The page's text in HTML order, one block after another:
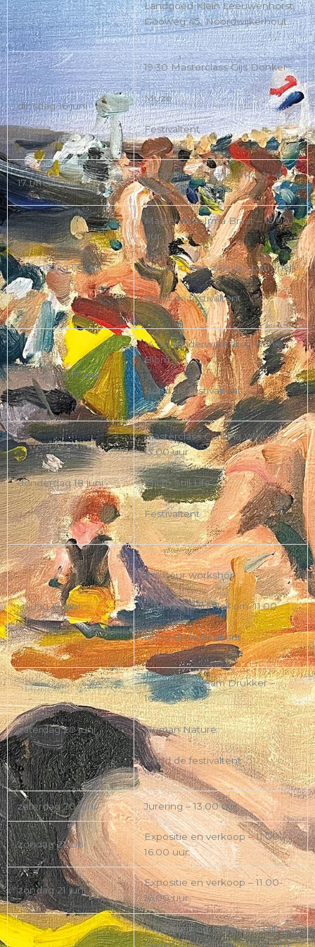
Landgoed Klein Leeuwenhorst,
Gooweg 45, Noordwijkerhout
dinsdag 16 juni
19:30 Masterclass Gijs Donker
Muze
Festivaltent
17 t/m 20 juni
Expositie en start verkoop –
11.00 – 20.00 uur
woensdag 17 juni
Masterclass Irma Braat – 13.00
uur
Model in een zee van patronen
Rond de festivaltent
woensdag 17 juni
14:00 Kinderworkshop Kunie
Blom
Rond de festivaltent
donderdag 18 juni
Masterclass Corinna Weiner –
13.00 uur
Micro Still Life
Festivaltent
vrijdag 19 juni
Amateur workshop:
– Jurriaan van Hall om 11:00
Rond de festivaltent
zaterdag 20 juni
Masterclass Sam Drukker –
10.00 uur
Human Nature
Rond de festivaltent
zaterdag 20 juni Jurering – 13.00 uur
zondag 21 juni
Expositie en verkoop – 11.00 –
16.00 uur
zondag 21 juni
Expositie en verkoop – 11.00-
16.00 uur
Prijsuitreiking Maja van Hall
Award, Jurgen Leippert Award